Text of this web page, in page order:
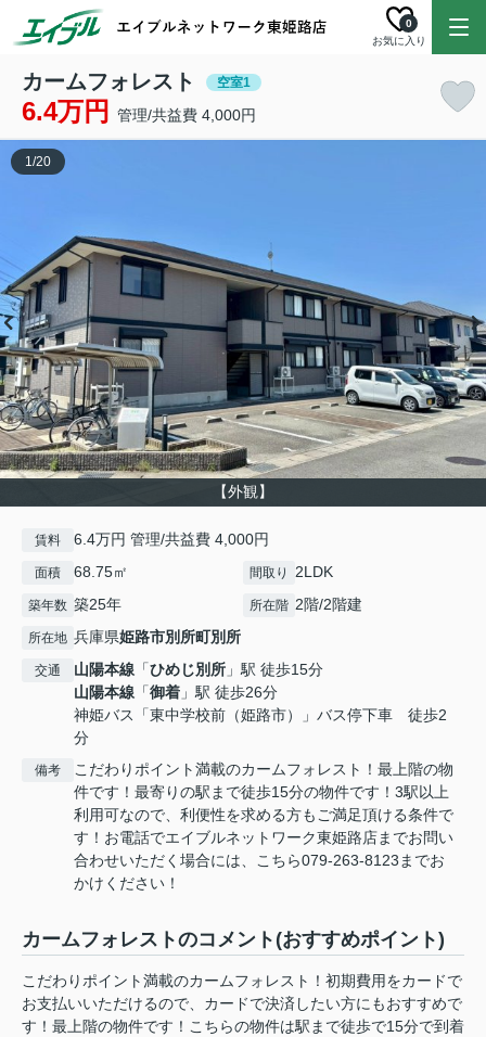
お気に入り
0
カームフォレスト 空室1
6.4万円 管理/共益費 4,000円
【外観】
1/20
賃料 6.4万円 管理/共益費 4,000円
面積 68.75㎡ 間取り 2LDK
築年数 築25年 所在階 2階/2階建
所在地 兵庫県姫路市別所町別所
交通 山陽本線 「ひめじ別所 」駅 徒歩15分
山陽本線 「御着 」駅 徒歩26分
神姫バス「東中学校前（姫路市）」バス停下車 徒歩2
分
備考
こだわりポイント満載のカームフォレスト！最上階の物
件です！最寄りの駅まで徒歩15分の物件です！3駅以上
利用可なので、利便性を求める方もご満足頂ける条件で
す！お電話でエイブルネットワーク東姫路店までお問い
合わせいただく場合には、こちら079-263-8123までお
かけください！
カームフォレストのコメント(おすすめポイント)
こだわりポイント満載のカームフォレスト！初期費用をカードで
お支払いいただけるので、カードで決済したい方にもおすすめで
す！最上階の物件です！こちらの物件は駅まで徒歩で15分で到着